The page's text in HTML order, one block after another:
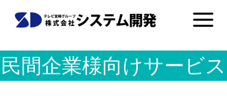
民間企業様向けサービス